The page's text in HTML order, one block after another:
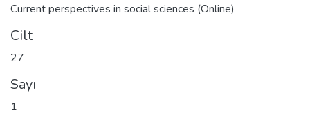
Current perspectives in social sciences (Online)
Cilt
27
Sayı
1